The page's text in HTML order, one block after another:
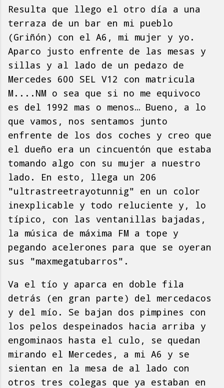
Resulta que llego el otro día a una
terraza de un bar en mi pueblo
(Griñón) con el A6, mi mujer y yo.
Aparco justo enfrente de las mesas y
sillas y al lado de un pedazo de
Mercedes 600 SEL V12 con matricula
M....NM o sea que si no me equivoco
es del 1992 mas o menos… Bueno, a lo
que vamos, nos sentamos junto
enfrente de los dos coches y creo que
el dueño era un cincuentón que estaba
tomando algo con su mujer a nuestro
lado. En esto, llega un 206
"ultrastreetrayotunnig" en un color
inexplicable y todo reluciente y, lo
típico, con las ventanillas bajadas,
la música de máxima FM a tope y
pegando acelerones para que se oyeran
sus "maxmegatubarros".
Va el tío y aparca en doble fila
detrás (en gran parte) del mercedacos
y del mío. Se bajan dos pimpines con
los pelos despeinados hacia arriba y
engominaos hasta el culo, se quedan
mirando el Mercedes, a mi A6 y se
sientan en la mesa de al lado con
otros tres colegas que ya estaban en